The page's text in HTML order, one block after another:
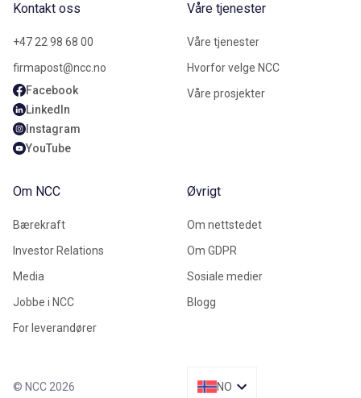
Kontakt oss
+47 22 98 68 00
firmapost@ncc.no
Facebook
LinkedIn
Instagram
YouTube
Våre tjenester
Våre tjenester
Hvorfor velge NCC
Våre prosjekter
Om NCC
Bærekraft
Investor Relations
Media
Jobbe i NCC
For leverandører
Øvrigt
Om nettstedet
Om GDPR
Sosiale medier
Blogg
© NCC 2026 NO